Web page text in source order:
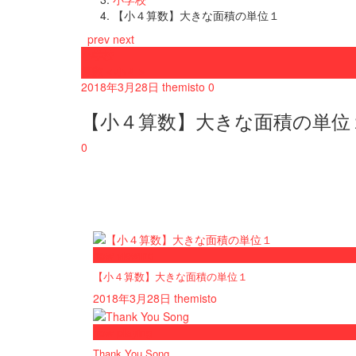
【小４算数】大きな面積の単位１
prev next
2018年3月28日 themisto 0
【小４算数】大きな面積の単
0
【小４算数】大きな面積の単位１
2018年3月28日 themisto
Thank You Song